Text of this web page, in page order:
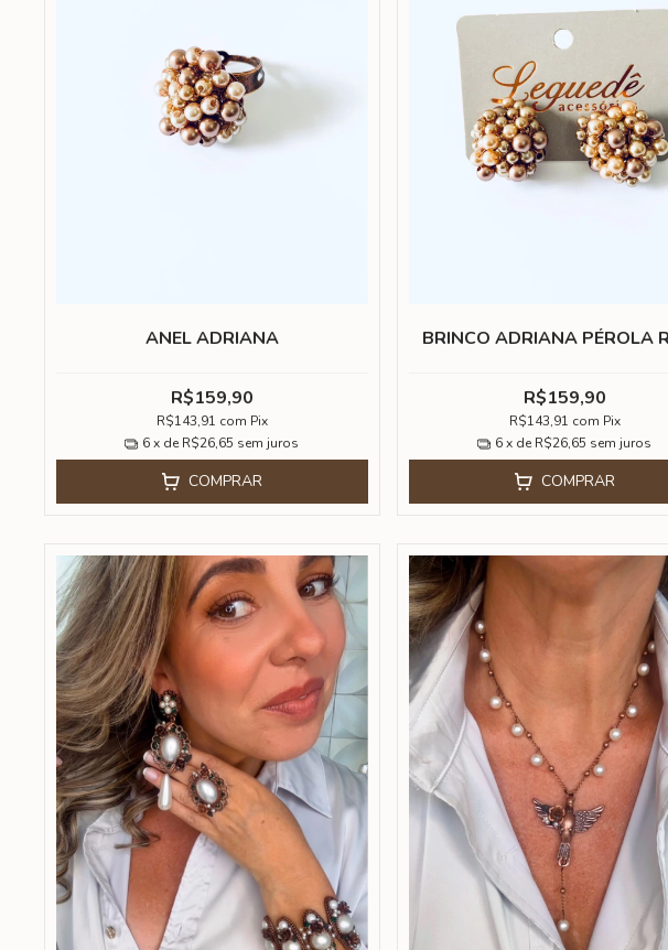
ANEL ADRIANA
R$159,90
R$143,91 com Pix
6 x de R$26,65 sem juros
COMPRAR
BRINCO ADRIANA PÉROLA
R$159,90
R$143,91 com Pix
6x de R$26,65 sem juros
COMPRAR